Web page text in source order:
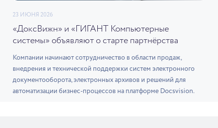
23 ИЮНЯ 2026
«ДоксВижн» и «ГИГАНТ Компьютерные
системы» объявляют о старте партнёрства
Компании начинают сотрудничество в области продаж,
внедрения и технической поддержки систем электронного
документооборота, электронных архивов и решений для
автоматизации бизнес-процессов на платформе Docsvision.